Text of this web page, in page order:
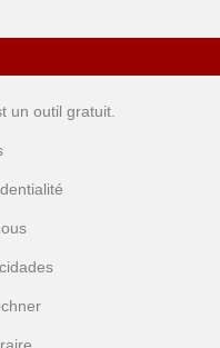
un outil gratuit.